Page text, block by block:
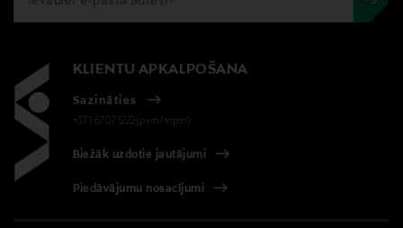
KLIENTU APKALPOŠANA
Sazināties
+371 67071222(pvm/mpm)
Biežāk uzdotie jautājumi
Piedāvājumu nosacījumi